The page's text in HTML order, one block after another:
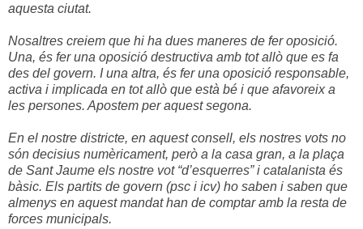
aquesta ciutat.
Nosaltres creiem que hi ha dues maneres de fer oposició.
Una, és fer una oposició destructiva amb tot allò que es fa
des del govern. I una altra, és fer una oposició responsable,
activa i implicada en tot allò que està bé i que afavoreix a
les persones. Apostem per aquest segona.
En el nostre districte, en aquest consell, els nostres vots no
són decisius numèricament, però a la casa gran, a la plaça
de Sant Jaume els nostre vot “d’esquerres” i catalanista és
bàsic. Els partits de govern (psc i icv) ho saben i saben que
almenys en aquest mandat han de comptar amb la resta de
forces municipals.